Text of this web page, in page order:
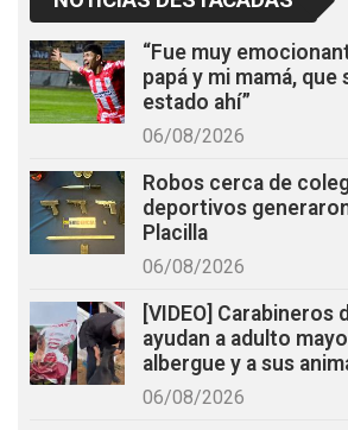
“Fue muy
papá y mi mamá, que
estado ahí”
06/08/2026
Robos cerca de
deportivos
Placilla
06/08/2026
[VIDEO] Carabineros
ayudan a adulto
albergue y a sus
06/08/2026